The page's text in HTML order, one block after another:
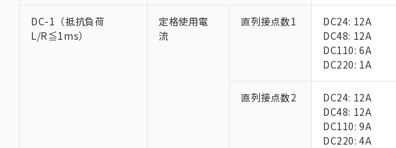
DC-1（抵抗負荷
L/R≦1ms）
定格使用電
流
直列接点数1
DC24: 12A
DC48: 12A
DC110: 6A
DC220: 1A
直列接点数2
DC24: 12A
DC48: 12A
DC110: 9A
DC220: 4A
※1 対応状況
対応済み：EU RoHS指令（10物質）の非含有に対応した製品が提供可能な商品です。
対応予定なし：EU RoHS指令（10物質）の非含有に非対応の商品で、対応品を出す予
調査・確認中：EU RoHS指令（10物質）の非含有の対応状況を調査中または確認中の商
非該当品：ライセンス料など無形物で、有害物質有無と関係のない商品です。
仕入先様の事情により、非含有部品としていたものが、含有品と判明した場合などやむ